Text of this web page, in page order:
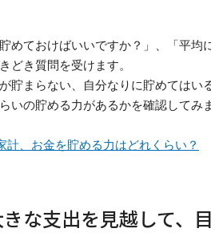
貯めておけばいいですか？」、「平均
どき質問を受けます。
貯まらない、自分なりに貯めては
いの貯める力があるかを確認してみ
計、お金を貯める力はどれくらい？
な支出を見越して、